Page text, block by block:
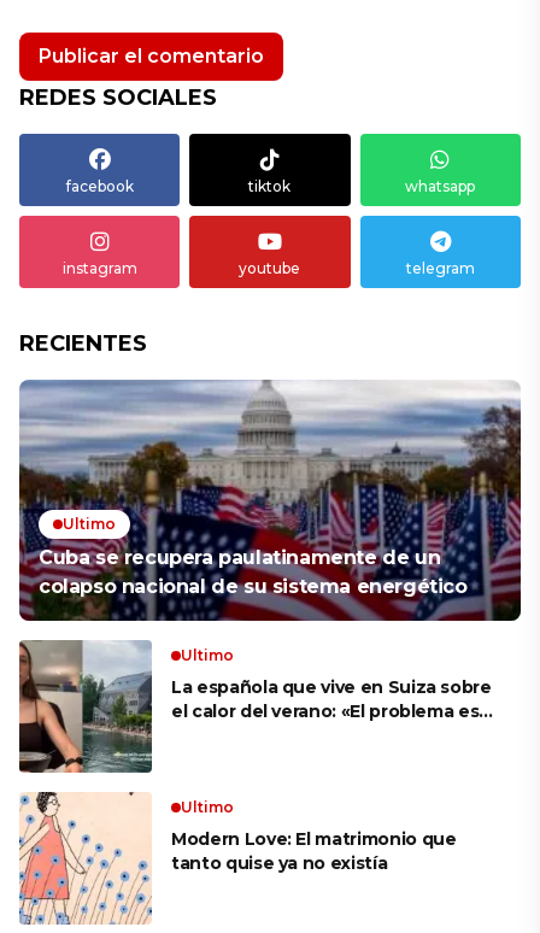
REDES SOCIALES
facebook tiktok whatsapp
instagram youtube telegram
RECIENTES
Ultimo
Cuba se recupera paulatinamente de un
colapso nacional de su sistema energético
Ultimo
La española que vive en Suiza sobre
el calor del verano: «El problema es
Ultimo
Modern Love: El matrimonio que
tanto quise ya no existía